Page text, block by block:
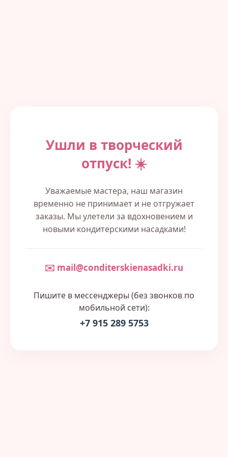
Ушли в творческий
отпуск! ☀️
Уважаемые мастера, наш магазин
временно не принимает и не отгружает
заказы. Мы улетели за вдохновением и
новыми кондитерскими насадками!
✉️ mail@conditerskienasadki.ru
Пишите в мессенджеры (без звонков по
мобильной сети):
+7 915 289 5753